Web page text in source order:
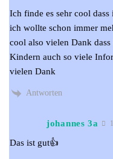
Ich finde es sehr cool dass
ich wollte schon immer
cool also vielen Dank
Kindern auch so viele
vielen Dank
Antworten
johannes 3a
Das ist gut👍